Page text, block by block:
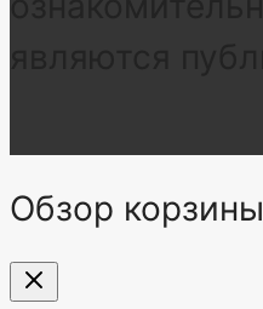
Обзор корзины